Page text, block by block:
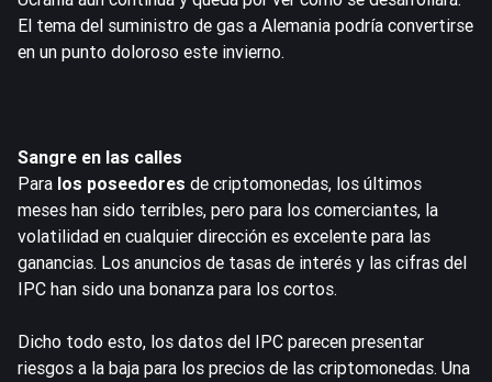
El tema del suministro de gas a Alemania podría convertirse
en un punto doloroso este invierno.
Sangre en las calles
Para los poseedores de criptomonedas, los últimos
meses han sido terribles, pero para los comerciantes, la
volatilidad en cualquier dirección es excelente para las
ganancias. Los anuncios de tasas de interés y las cifras del
IPC han sido una bonanza para los cortos.
Dicho todo esto, los datos del IPC parecen presentar
riesgos a la baja para los precios de las criptomonedas. Una